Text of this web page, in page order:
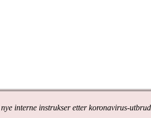
nye interne instrukser etter koronavirus-